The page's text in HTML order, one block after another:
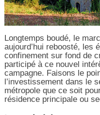
Longtemps boudé, le
aujourd’hui reboosté, les
confinement sur fond de
participé à ce nouvel
campagne. Faisons le
l’investissement dans le
métropole que ce soit
résidence principale ou